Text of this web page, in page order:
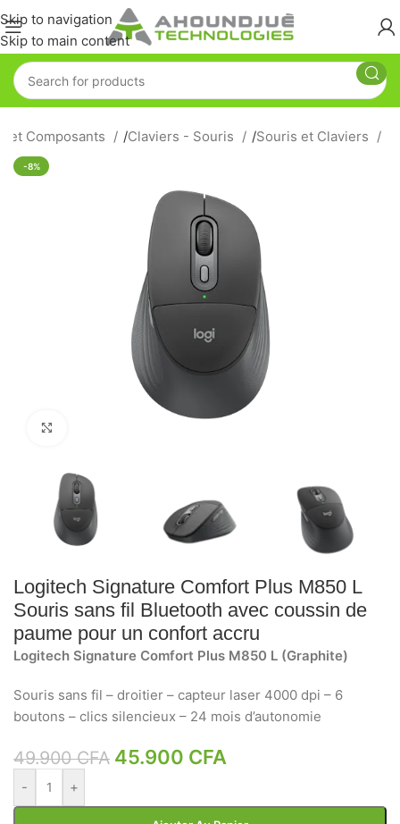
Skip to navigation
Skip to main content
et Composants /Claviers - Souris /Souris et Claviers
-8%
Logitech Signature Comfort Plus M850 L
Souris sans fil Bluetooth avec coussin de
paume pour un confort accru
Logitech Signature Comfort Plus M850 L (Graphite)
Souris sans fil – droitier – capteur laser 4000 dpi – 6
boutons – clics silencieux – 24 mois d’autonomie
49.900CFA 45.900 CFA
- +